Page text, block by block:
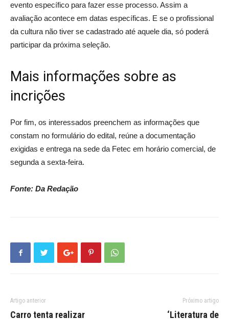
evento específico para fazer esse processo. Assim a
avaliação acontece em datas específicas. E se o profissional
da cultura não tiver se cadastrado até aquele dia, só poderá
participar da próxima seleção.
Mais informações sobre as
incrições
Por fim, os interessados preenchem as informações que
constam no formulário do edital, reúne a documentação
exigidas e entrega na sede da Fetec em horário comercial, de
segunda a sexta-feira.
Fonte: Da Redação
Artigo anterior
Carro tenta realizar
Próximo artigo
‘Literatura de